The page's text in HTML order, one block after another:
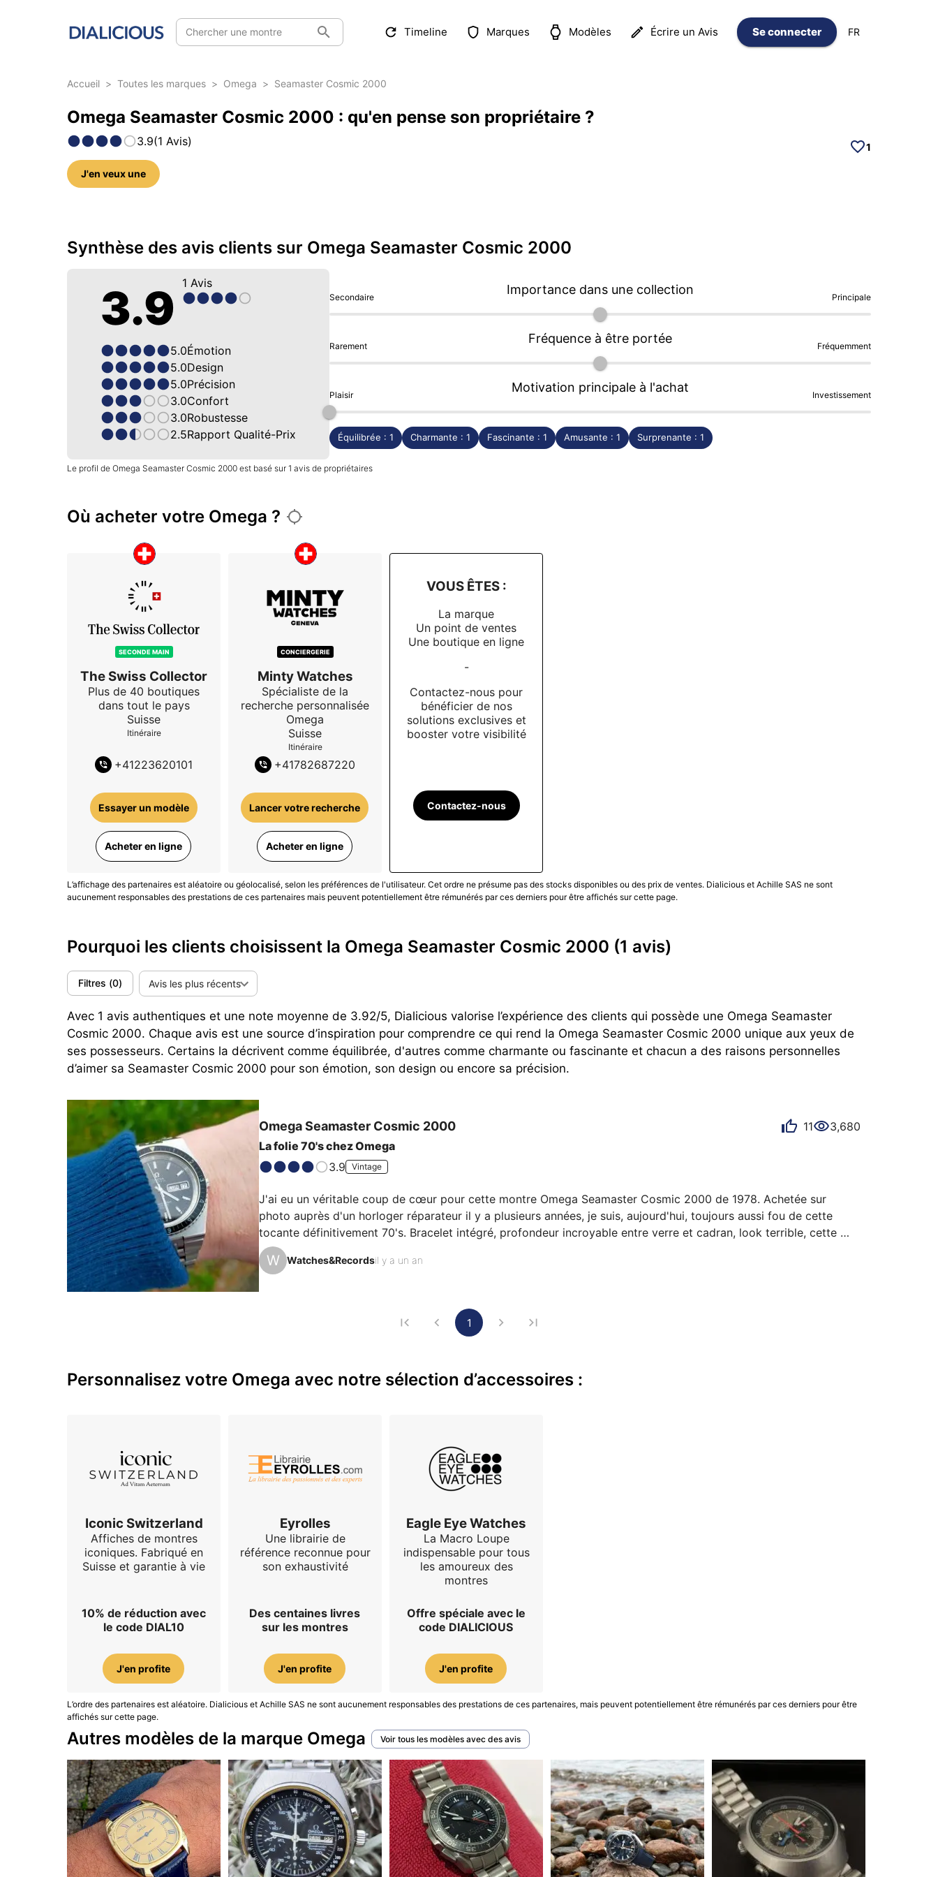
Chercher une montre Timeline Marques Modèles Écrire un Avis Se connecter FR
Accueil > Toutes les marques > Omega > Seamaster Cosmic 2000
Omega Seamaster Cosmic 2000 : qu'en pense son propriétaire ?
3.9(1 Avis)
J'en veux une
1
6 photos sur ce modèle
Synthèse des avis clients sur Omega Seamaster Cosmic 2000
3.9 1 Avis
5.0Émotion
5.0Design
5.0Précision
3.0Confort
3.0Robustesse
2.5Rapport Qualité-Prix
Secondaire
Importance dans une collection
Principale
Rarement
Fréquence à être portée
Fréquemment
Plaisir
Motivation principale à l'achat
Investissement
Équilibrée : 1 Charmante : 1 Fascinante : 1 Amusante : 1 Surprenante : 1
Le profil de Omega Seamaster Cosmic 2000 est basé sur 1 avis de propriétaires
Où acheter votre Omega ?
SECONDE MAIN
The Swiss Collector
Plus de 40 boutiques
dans tout le pays
Suisse
Itinéraire
+41223620101
Essayer un modèle
Acheter en ligne
CONCIERGERIE
Minty Watches
Spécialiste de la
recherche personnalisée
Omega
Suisse
Itinéraire
+41782687220
Lancer votre recherche
Acheter en ligne
VOUS ÊTES :
La marque
Un point de ventes
Une boutique en ligne
-
Contactez-nous pour
bénéficier de nos
solutions exclusives et
booster votre visibilité
Contactez-nous
L’affichage des partenaires est aléatoire ou géolocalisé, selon les préférences de l'utilisateur. Cet ordre ne présume pas des stocks disponibles ou des prix de ventes. Dialicious et Achille SAS ne sont
aucunement responsables des prestations de ces partenaires mais peuvent potentiellement être rémunérés par ces derniers pour être affichés sur cette page.
Pourquoi les clients choisissent la Omega Seamaster Cosmic 2000 (1 avis)
Filtres (0) Avis les plus récents
Avec 1 avis authentiques et une note moyenne de 3.92/5, Dialicious valorise l’expérience des clients qui possède une Omega Seamaster
Cosmic 2000. Chaque avis est une source d’inspiration pour comprendre ce qui rend la Omega Seamaster Cosmic 2000 unique aux yeux de
ses possesseurs. Certains la décrivent comme équilibrée, d'autres comme charmante ou fascinante et chacun a des raisons personnelles
d’aimer sa Seamaster Cosmic 2000 pour son émotion, son design ou encore sa précision.
OmegaSeamaster Cosmic 2000 11
3,680
La folie 70's chez Omega
3.9
Vintage
J'ai eu un véritable coup de cœur pour cette montre Omega Seamaster Cosmic 2000 de 1978. Achetée sur
photo auprès d'un horloger réparateur il y a plusieurs années, je suis, aujourd'hui, toujours aussi fou de cette
tocante définitivement 70's. Bracelet intégré, profondeur incroyable entre verre et cadran, look terrible, cette
montre est un des nombreux témoignage de la folie du design qui sévissait chez Omega dans les années 70.
Animée par le calibre 1020 qui bat à 28 800 a/h, elle tient précisément l'heure et habil…
W Watches&Recordsil y a un an
1
Personnalisez votre Omega avec notre sélection d’accessoires :
Iconic Switzerland
Affiches de montres
iconiques. Fabriqué en
Suisse et garantie à vie
10% de réduction avec
le code DIAL10
J'en profite
Eyrolles
Une librairie de
référence reconnue pour
son exhaustivité
Des centaines livres
sur les montres
J'en profite
Eagle Eye Watches
La Macro Loupe
indispensable pour tous
les amoureux des
montres
Offre spéciale avec le
code DIALICIOUS
J'en profite
L’ordre des partenaires est aléatoire. Dialicious et Achille SAS ne sont aucunement responsables des prestations de ces partenaires, mais peuvent potentiellement être rémunérés par ces derniers pour être
affichés sur cette page.
Autres modèles de la marque Omega Voir tous les modèles avec des avis